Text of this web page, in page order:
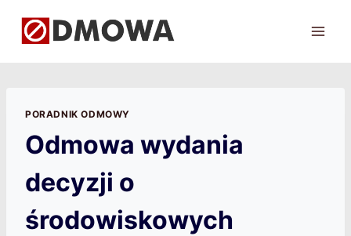
PORADNIK ODMOWY
Odmowa wydania
decyzji o
środowiskowych